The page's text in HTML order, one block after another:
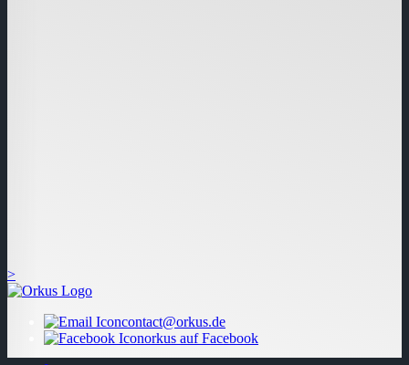
>
contact@orkus.de
orkus auf Facebook